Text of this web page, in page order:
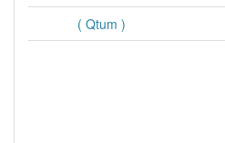
( Qtum )